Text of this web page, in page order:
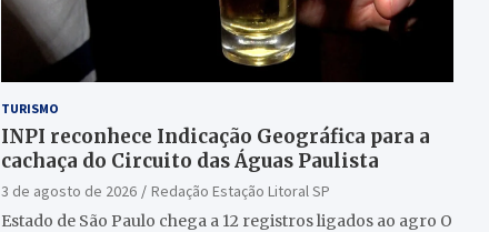
TURISMO
INPI reconhece Indicação Geográfica para a
cachaça do Circuito das Águas Paulista
3 de agosto de 2026
Redação Estação Litoral SP
Estado de São Paulo chega a 12 registros ligados ao agro O